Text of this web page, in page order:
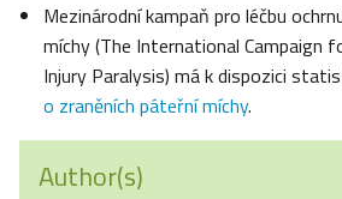
Mezinárodní kampaň pro léčbu
míchy (The International Campaign
Injury Paralysis) má k dispozici
o zraněních páteřní míchy.
Author(s)